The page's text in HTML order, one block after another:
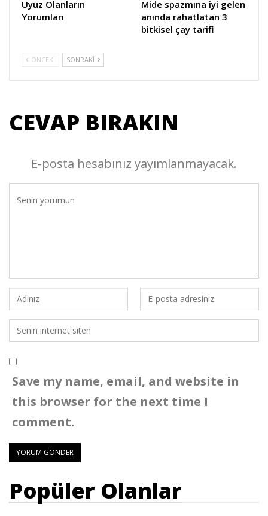
Uyuz Olanların
Yorumları
Mide spazmına iyi gelen
anında rahatlatan 3
bitkisel çay tarifi
ÖNCEKI SONRAKI
CEVAP BIRAKIN
E-posta hesabınız yayımlanmayacak.
Save my name, email, and website in
this browser for the next time I
comment.
Popüler Olanlar